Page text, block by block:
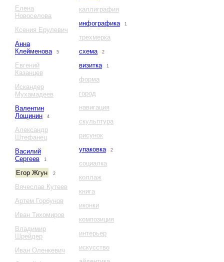
Елена
Новоселова
Ксения Ерулевич
Анна
Клейменова
5
Евгений
Казанцев
Искандер
Мухамадеев
Валентин
Лощинин
4
Александр
Штефанец
Василий
Сергеев
1
Егор Жгун 2
Вячеслав Кутеев
Артем Горбунов
Иван Тихомиров
Владимир
Шрейдер
Иван Оленкевич
каллиграфия
инфографика
1
трехмерка
схема
2
визитка 1
форма
город
навигация
скульптура
рисунок
упаковка
2
социалка
коллаж
книга
иконки
композиция
интерьер
искусство